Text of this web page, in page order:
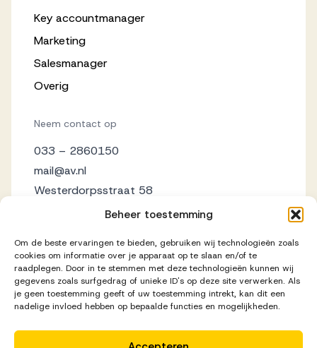
Beheer toestemming
Om de beste ervaringen te bieden, gebruiken wij technologieën zoals
cookies om informatie over je apparaat op te slaan en/of te
raadplegen. Door in te stemmen met deze technologieën kunnen wij
gegevens zoals surfgedrag of unieke ID's op deze site verwerken. Als
je geen toestemming geeft of uw toestemming intrekt, kan dit een
nadelige invloed hebben op bepaalde functies en mogelijkheden.
Key accountmanager
Marketing
Salesmanager
Overig
Neem contact op
033 – 2860150
mail@av.nl
Westerdorpsstraat 58
3871 AZ Hoevelaken